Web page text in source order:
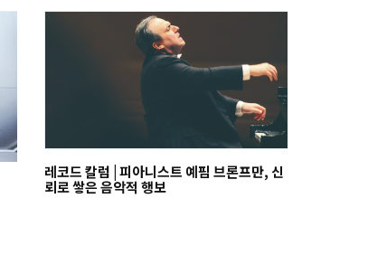
레코드 칼럼 | 피아니스트 예핌 브론프만, 신
뢰로 쌓은 음악적 행보